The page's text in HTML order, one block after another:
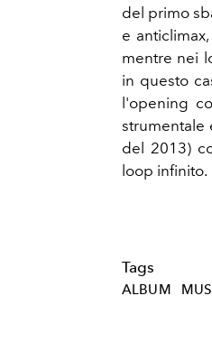
del primo
e
mentre nei
in questo
l'opening
del 2013)
loop infinito.
Tags
ALBUM